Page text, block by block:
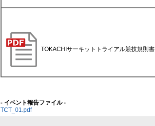
TOKACHIサーキットトライアル競技規則書
- イベント報告ファイル -
TCT_01.pdf